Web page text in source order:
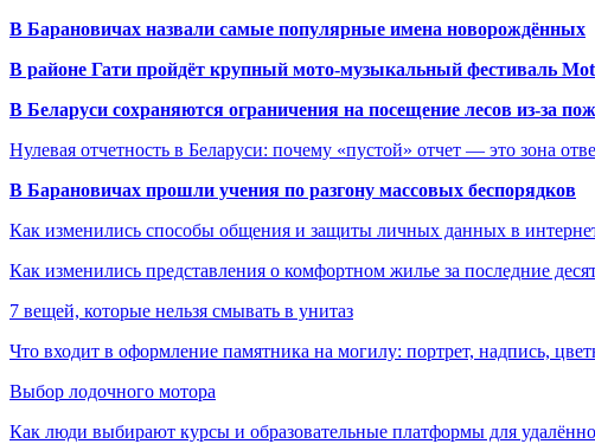
В Барановичах назвали самые популярные имена новорождённых
В районе Гати пройдёт крупный мото-музыкальный фестиваль
В Беларуси сохраняются ограничения на посещение лесов из-за
Нулевая отчетность в Беларуси: почему «пустой» отчет — это зона
В Барановичах прошли учения по разгону массовых беспорядков
Как изменились способы общения и защиты личных данных в
Как изменились представления о комфортном жилье за последние
7 вещей, которые нельзя смывать в унитаз
Что входит в оформление памятника на могилу: портрет, надпись,
Выбор лодочного мотора
Как люди выбирают курсы и образовательные платформы для